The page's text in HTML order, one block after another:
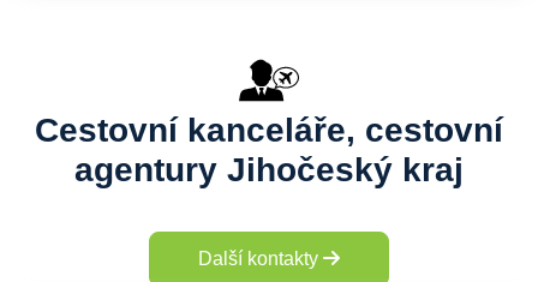
Cestovní kanceláře, cestovní
agentury Jihočeský kraj
Další kontakty